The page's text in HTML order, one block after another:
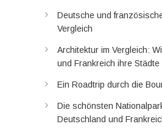
Deutsche und
Vergleich
Architektur im Vergleich:
und Frankreich ihre
Ein Roadtrip durch die
Die schönsten
Deutschland und